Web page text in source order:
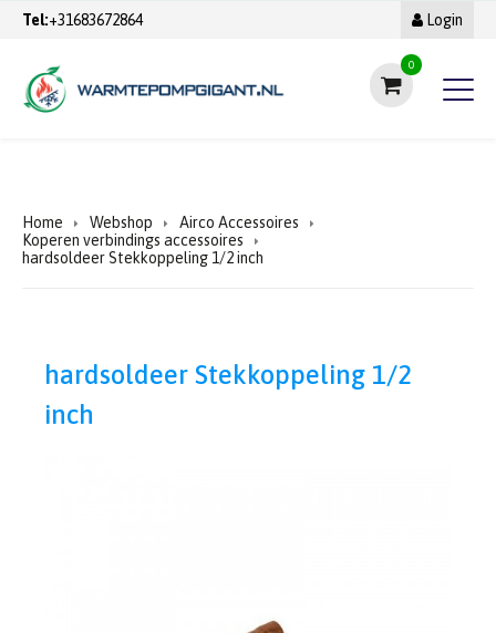
Tel:+31683672864 Login
0
Home Webshop
Airco Accessoires
Koperen verbindings accessoires
hardsoldeer Stekkoppeling 1/2 inch
hardsoldeer Stekkoppeling 1/2
inch